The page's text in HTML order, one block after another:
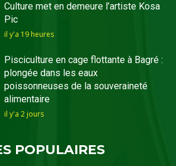
Culture met en demeure l’artiste Kosa
Pic
il y'a 19 heures
Pisciculture en cage flottante à Bagré :
plongée dans les eaux
poissonneuses de la souveraineté
alimentaire
il y'a 2 jours
POPULAIRES